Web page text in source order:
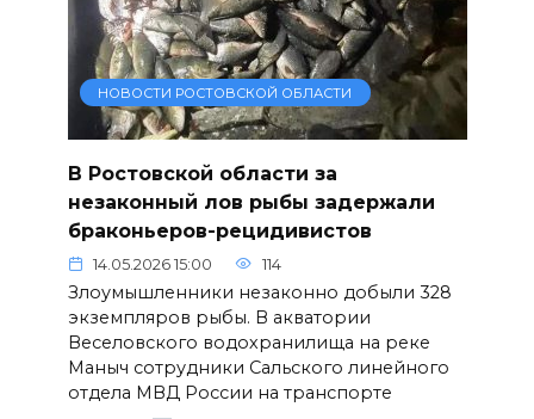
НОВОСТИ РОСТОВСКОЙ ОБЛАСТИ
В Ростовской области за
незаконный лов рыбы задержали
браконьеров-рецидивистов
14.05.2026 15:00 114
Злоумышленники незаконно добыли 328
экземпляров рыбы. В акватории
Веселовского водохранилища на реке
Маныч сотрудники Сальского линейного
отдела МВД России на транспорте